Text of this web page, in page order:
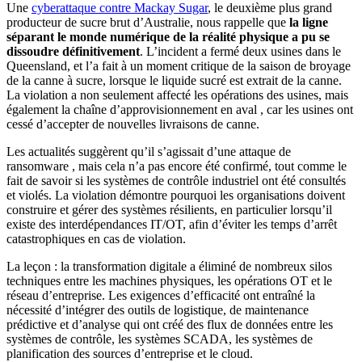
Une cyberattaque contre Mackay Sugar, le deuxième plus grand
producteur de sucre brut d’Australie, nous rappelle que la ligne
séparant le monde numérique de la réalité physique a pu se
dissoudre définitivement. L’incident a fermé deux usines dans le
Queensland, et l’a fait à un moment critique de la saison de broyage
de la canne à sucre, lorsque le liquide sucré est extrait de la canne.
La violation a non seulement affecté les opérations des usines, mais
également la chaîne d’approvisionnement en aval , car les usines ont
cessé d’accepter de nouvelles livraisons de canne.
Les actualités suggèrent qu’il s’agissait d’une attaque de
ransomware , mais cela n’a pas encore été confirmé, tout comme le
fait de savoir si les systèmes de contrôle industriel ont été consultés
et violés. La violation démontre pourquoi les organisations doivent
construire et gérer des systèmes résilients, en particulier lorsqu’il
existe des interdépendances IT/OT, afin d’éviter les temps d’arrêt
catastrophiques en cas de violation.
La leçon : la transformation digitale a éliminé de nombreux silos
techniques entre les machines physiques, les opérations OT et le
réseau d’entreprise. Les exigences d’efficacité ont entraîné la
nécessité d’intégrer des outils de logistique, de maintenance
prédictive et d’analyse qui ont créé des flux de données entre les
systèmes de contrôle, les systèmes SCADA, les systèmes de
planification des sources d’entreprise et le cloud.